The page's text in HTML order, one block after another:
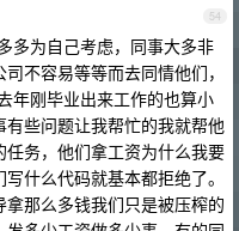
54
多为自己考虑，同事大多非
不容易等等而去同情他们，
年刚毕业出来工作的也算小
些问题让我帮忙的我就帮他
务，他们拿工资为什么我要
什么代码就基本都拒绝了。
那么多钱我们只是被压榨的